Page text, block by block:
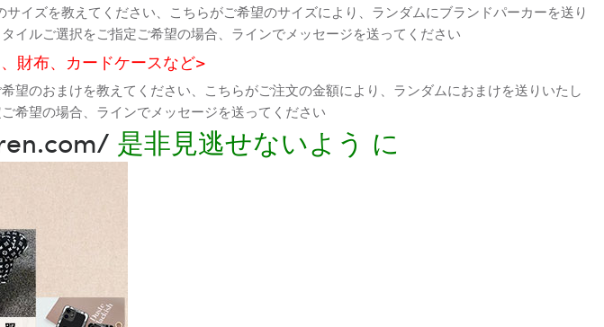
イズを教えてください、こちらがご希望のサイズにより、ランダムにブランドパーカーを送り
イルご選択をご指定ご希望の場合、ラインでメッセージを送ってください
財布、カードケースなど>
のおまけを教えてください、こちらがご注文の金額により、ランダムにおまけを送りいたし
希望の場合、ラインでメッセージを送ってください
是非見逃せないよう に